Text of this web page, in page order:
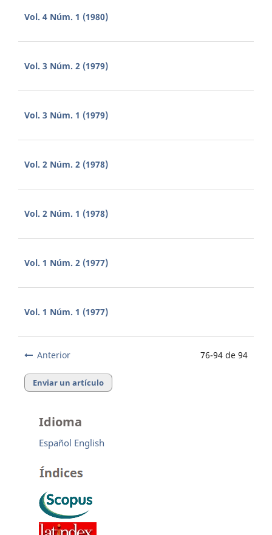
Vol. 4 Núm. 1 (1980)
Vol. 3 Núm. 2 (1979)
Vol. 3 Núm. 1 (1979)
Vol. 2 Núm. 2 (1978)
Vol. 2 Núm. 1 (1978)
Vol. 1 Núm. 2 (1977)
Vol. 1 Núm. 1 (1977)
Anterior 76-94 de 94
Enviar un artículo
Idioma
Español English